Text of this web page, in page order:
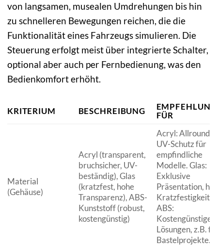
von langsamen, musealen Umdrehungen bis hin
zu schnelleren Bewegungen reichen, die die
Funktionalität eines Fahrzeugs simulieren. Die
Steuerung erfolgt meist über integrierte Schalter,
optional aber auch per Fernbedienung, was den
Bedienkomfort erhöht.
KRITERIUM BESCHREIBUNG
EMPFEHLUNG
FÜR
Material
(Gehäuse)
Acryl (transparent,
bruchsicher, UV-
beständig), Glas
(kratzfest, hohe
Transparenz), ABS-
Kunststoff (robust,
kostengünstig)
Acryl:
UV-Schutz für
empfindliche
Modelle. Glas:
Exklusive
Präsentation,
Kratzfestigkeit.
ABS:
Kostengünstige
Lösungen, z.B.
Bastelprojekte.